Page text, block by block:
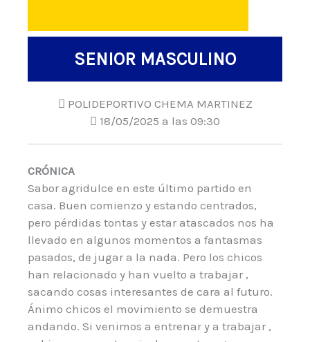
SENIOR MASCULINO
POLIDEPORTIVO CHEMA MARTINEZ
18/05/2025 a las 09:30
CRÓNICA
Sabor agridulce en este último partido en
casa. Buen comienzo y estando centrados,
pero pérdidas tontas y estar atascados nos ha
llevado en algunos momentos a fantasmas
pasados, de jugar a la nada. Pero los chicos
han relacionado y han vuelto a trabajar ,
sacando cosas interesantes de cara al futuro.
Ánimo chicos el movimiento se demuestra
andando. Si venimos a entrenar y a trabajar ,